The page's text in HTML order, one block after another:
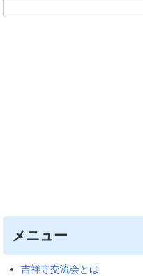
メニュー
吉祥寺交流会とは